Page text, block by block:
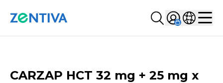
Szukaj...
Sign inWybierz
CARZAP HCT 32 mg + 25 mg x